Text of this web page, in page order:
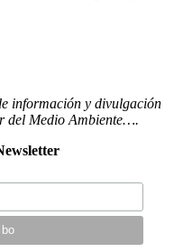
información y divulgación
del Medio Ambiente….